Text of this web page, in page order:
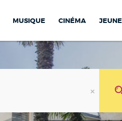
MUSIQUE CINÉMA